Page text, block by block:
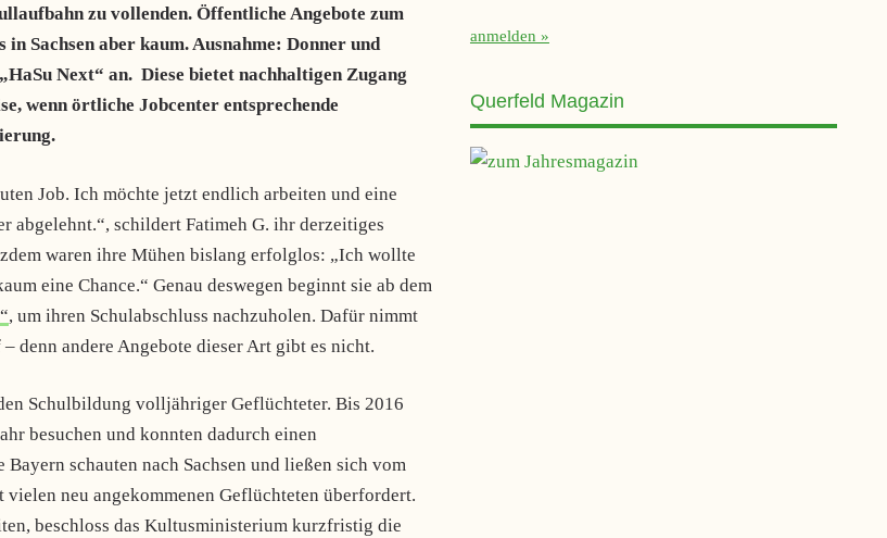
zu vollenden. Öffentliche Angebote zum
Sachsen aber kaum. Ausnahme: Donner und
Next“ an. Diese bietet nachhaltigen Zugang
wenn örtliche Jobcenter entsprechende
Job. Ich möchte jetzt endlich arbeiten und eine
abgelehnt.“, schildert Fatimeh G. ihr derzeitiges
waren ihre Mühen bislang erfolglos: „Ich wollte
eine Chance.“ Genau deswegen beginnt sie ab dem
, um ihren Schulabschluss nachzuholen. Dafür nimmt
denn andere Angebote dieser Art gibt es nicht.
Schulbildung volljähriger Geflüchteter. Bis 2016
besuchen und konnten dadurch einen
schauten nach Sachsen und ließen sich vom
neu angekommenen Geflüchteten überfordert.
beschloss das Kultusministerium kurzfristig die
anmelden
Querfeld Magazin